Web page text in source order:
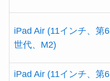
iPad Air (11インチ、第6
世代、M2)
iPad Air (11インチ、第6